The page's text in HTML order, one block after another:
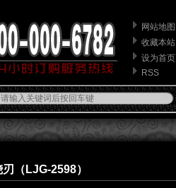
网站地图
收藏本站
设为首页
RSS
（LJG-2598）